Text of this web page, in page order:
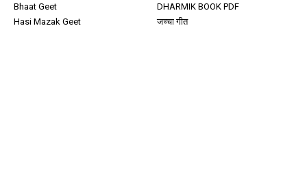
Bhaat Geet
DHARMIK BOOK PDF
Hasi Mazak Geet
जच्चा गीत